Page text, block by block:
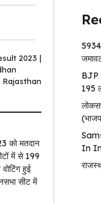
2023 |
Rajasthan
को मतदान
में से 199
हुई
सीट में
5934
BJP
195
In